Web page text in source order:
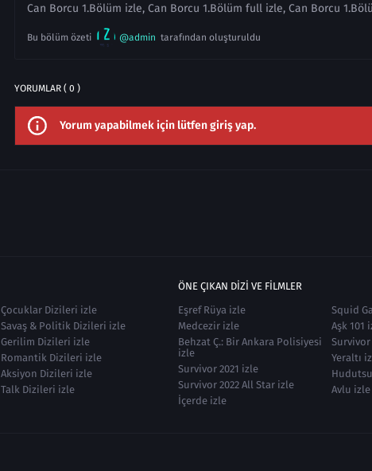
Can Borcu 1.Bölüm izle, Can Borcu 1.Bölüm full izle, Can Borcu
Bu bölüm özeti @admin tarafından oluşturuldu
YORUMLAR ( 0 )
Yorum yapabilmek için lütfen giriş yap.
Çocuklar Dizileri izle
Savaş & Politik Dizileri izle
Gerilim Dizileri izle
Romantik Dizileri izle
Aksiyon Dizileri izle
Talk Dizileri izle
ÖNE ÇIKAN DIZI VE FILMLER
Eşref Rüya izle
Medcezir izle
Behzat Ç.: Bir Ankara Polisiyesi
izle
Survivor 2021 izle
Survivor 2022 All Star izle
İçerde izle
Squid
Aşk 101
Survivor
Yeraltı
Avlu izle